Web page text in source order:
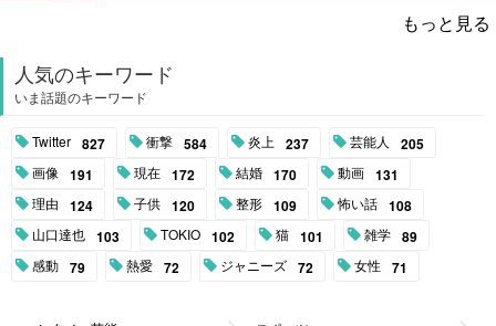
もっと見る
人気のキーワード
いま話題のキーワード
Twitter 827 衝撃 584 炎上 237 芸能人 205
画像 191 現在 172 結婚 170 動画 131
理由 124 子供 120 整形 109 怖い話 108
山口達也 103 TOKIO 102 猫 101 雑学 89
感動 79 熱愛 72 ジャニーズ 72 女性 71